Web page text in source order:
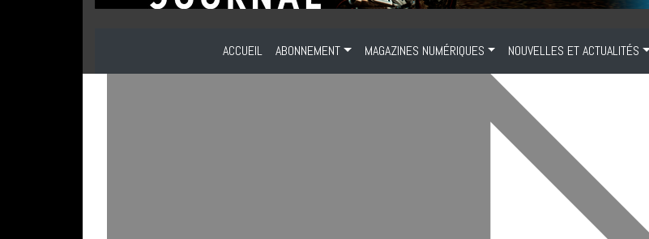
ACCUEIL ABONNEMENT MAGAZINES NUMÉRIQUES NOUVELLES ET ACTUALITÉS